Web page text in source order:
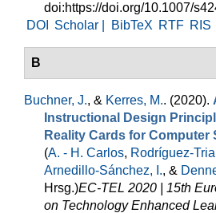
doi:https://doi.org/10.1007/
DOI
Scholar | BibTeX RTF RIS
B
Buchner, J., & Kerres, M.. (2020).
Instructional Design
Reality Cards for Computer
(A. - H. Carlos, Rodríguez-
Arnedillo-Sánchez, I., &
Hrsg.)EC-TEL 2020 | 15th
on Technology Enhanced